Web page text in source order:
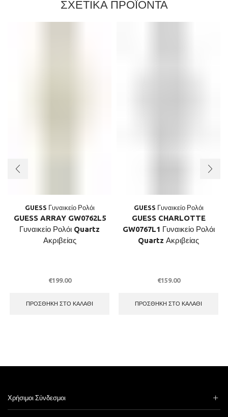
ΣΧΕΤΙΚΑ ΠΡΟΪΟΝΤΑ
GUESS Γυναικείο Ρολόι
GUESS ARRAY GW0762L5
Γυναικείο Ρολόι Quartz
Ακριβείας
€199.00
ΠΡΟΣΘΉΚΗ ΣΤΟ ΚΑΛΆΘΙ
GUESS Γυναικείο Ρολόι
GUESS CHARLOTTE
GW0767L1 Γυναικείο Ρολόι
Quartz Ακριβείας
€159.00
ΠΡΟΣΘΉΚΗ ΣΤΟ ΚΑΛΆΘΙ
Χρήσιμοι Σύνδεσμοι